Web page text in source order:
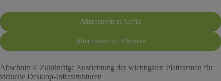
Alternativen zu Citrix
Alternativen zu VMware
Abschnitt 4: Zukünftige Ausrichtung der wichtigsten Plattformen für
virtuelle Desktop-Infrastrukturen